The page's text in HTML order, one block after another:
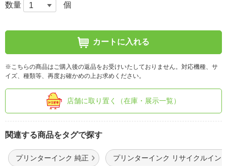
数量 個
カートに入れる
※こちらの商品はご購入後の返品をお受けいたしておりません。対応機種、サ
イズ、種類等、再度お確かめの上お求めください。
店舗に取り置く（在庫・展示一覧）
関連する商品をタグで探す
プリンターインク 純正 プリンターインク リサイクルイン